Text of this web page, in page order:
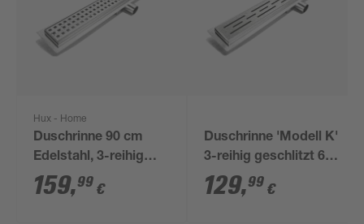
Hux - Home
Duschrinne 90 cm
Edelstahl, 3-reihig
gelocht
159,99 €
Duschrinne 'Modell K'
3-reihig geschlitzt 60
cm
129,99 €